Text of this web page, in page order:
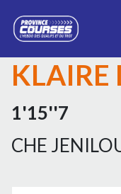
KLAIRE
1'15''7
CHE